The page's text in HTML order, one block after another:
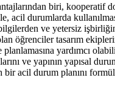
biri, kooperatif
acil durumlarda
ve yetersiz
öğrenciler tasarım
yardımcı
ve yapının yapısal
bir acil durum planını